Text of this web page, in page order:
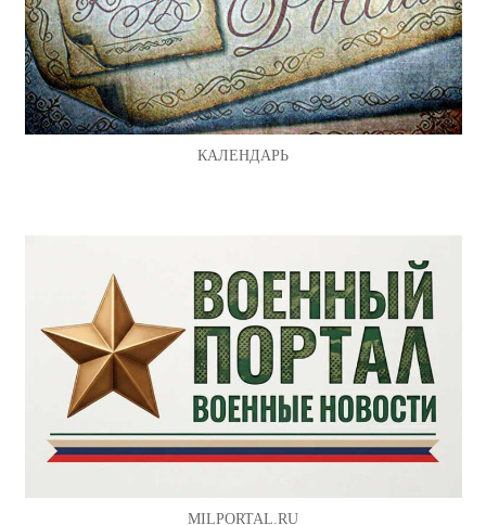
КАЛЕНДАРЬ
MILPORTAL.RU